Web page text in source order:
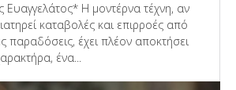
Η μοντέρνα τέχνη, αν
καταβολές και επιρροές από
παραδόσεις, έχει πλέον αποκτήσει
ένα...